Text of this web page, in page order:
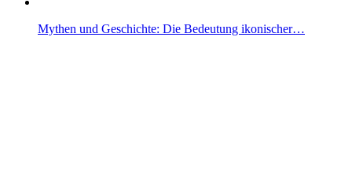
Mythen und Geschichte: Die Bedeutung ikonischer…